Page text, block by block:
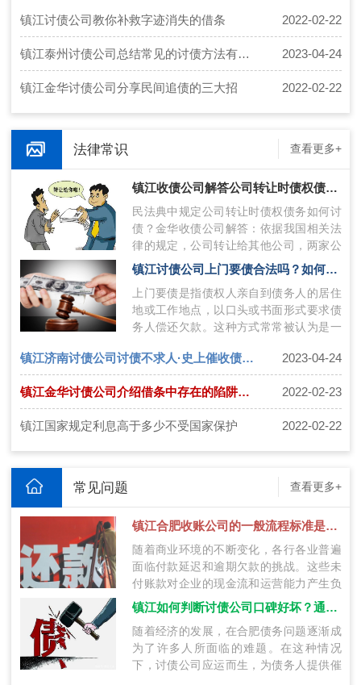
目录一…
镇江讨债公司教你补救字迹消失的借条 2022-02-22
镇江泰州讨债公司总结常见的讨债方法有哪些? 2023-04-24
镇江金华讨债公司分享民间追债的三大招 2022-02-22
法律常识 查看更多+
镇江收债公司解答公司转让时债权债务如何讨债？
民法典中规定公司转让时债权债务如何讨
债？金华收债公司解答：依据我国相关法
律的规定，公司转让给其他公司，两家公
司进行合并的，原企业的债权债务应该由
合…
镇江讨债公司上门要债合法吗？如何合法讨债？
上门要债是指债权人亲自到债务人的居住
地或工作地点，以口头或书面形式要求债
务人偿还欠款。这种方式常常被认为是一
上…
镇江济南讨债公司讨债不求人·史上催收债务方法大全 2023-04-24
镇江金华讨债公司介绍借条中存在的陷阱有哪些？ 2022-02-23
镇江国家规定利息高于多少不受国家保护 2022-02-22
常见问题 查看更多+
镇江合肥收账公司的一般流程标准是什么？
随着商业环境的不断变化，各行各业普遍
面临付款延迟和逾期欠款的挑战。这些未
付账款对企业的现金流和运营能力产生负
面影响。为了应对这个问题，合肥范围内
的…
镇江如何判断讨债公司口碑好坏？通过这九种方法选择靠谱公司！
随着经济的发展，在合肥债务问题逐渐成
为了许多人所面临的难题。在这种情况
下，讨债公司应运而生，为债务人提供催